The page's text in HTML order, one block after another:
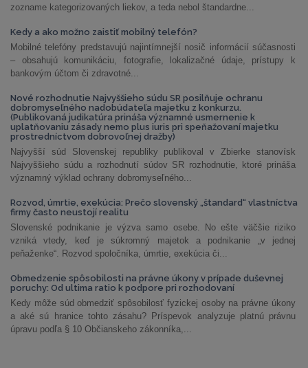
zozname kategorizovaných liekov, a teda nebol štandardne...
Kedy a ako možno zaistiť mobilný telefón?
Mobilné telefóny predstavujú najintímnejší nosič informácií súčasnosti
– obsahujú komunikáciu, fotografie, lokalizačné údaje, prístupy k
bankovým účtom či zdravotné...
Nové rozhodnutie Najvyššieho súdu SR posilňuje ochranu
dobromyseľného nadobúdateľa majetku z konkurzu.
(Publikovaná judikatúra prináša významné usmernenie k
uplatňovaniu zásady nemo plus iuris pri speňažovaní majetku
prostredníctvom dobrovoľnej dražby)
Najvyšší súd Slovenskej republiky publikoval v Zbierke stanovísk
Najvyššieho súdu a rozhodnutí súdov SR rozhodnutie, ktoré prináša
významný výklad ochrany dobromyseľného...
Rozvod, úmrtie, exekúcia: Prečo slovenský „štandard“ vlastníctva
firmy často neustojí realitu
Slovenské podnikanie je výzva samo osebe. No ešte väčšie riziko
vzniká vtedy, keď je súkromný majetok a podnikanie „v jednej
peňaženke“. Rozvod spoločníka, úmrtie, exekúcia či...
Obmedzenie spôsobilosti na právne úkony v prípade duševnej
poruchy: Od ultima ratio k podpore pri rozhodovaní
Kedy môže súd obmedziť spôsobilosť fyzickej osoby na právne úkony
a aké sú hranice tohto zásahu? Príspevok analyzuje platnú právnu
úpravu podľa § 10 Občianskeho zákonníka,...